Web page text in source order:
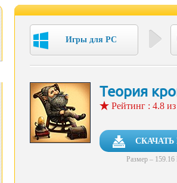
Игры для PC
Теория
Рейтинг : 4.8
СКАЧАТЬ
Размер – 159.16